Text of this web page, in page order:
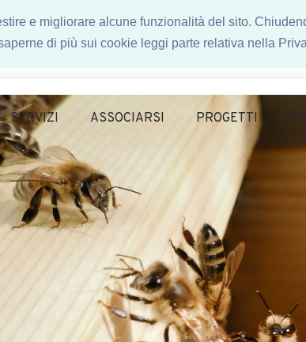
e migliorare alcune funzionalità del sito.
di più sui cookie leggi parte relativa nella
SERVIZI ASSOCIARSI PROGETTI